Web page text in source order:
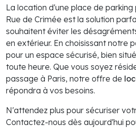
La location d'une place de parking
Rue de Crimée est la solution
souhaitent éviter les
en extérieur. En choisissant notre
pour un espace sécurisé, bien
toute heure. Que vous soyez
passage à Paris, notre offre de
répondra à vos besoins.
N'attendez plus pour sécuriser
Contactez-nous dès aujourd'hui